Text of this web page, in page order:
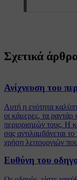
Σχετικά
Ανίχνευση του
Αυτή η ενότητα
οι κάμερες, τα ραντάρ
περιορισμών τους. Η
σας αντιλαμβάνεται
χρήση λειτουργιών
Ευθύνη του